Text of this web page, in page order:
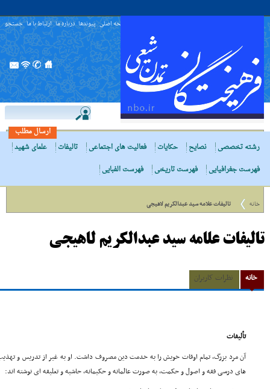
صفحه اصلی پیوندها درباره ما ارتباط با ما جستجو
ارسال مطلب
رشته تخصصی
نصایح حکایات فعالیت های اجتماعی تالیفات
علمای شهید
فهرست جغرافیایی
فهرست تاریخی فهرست الفبایی
خانه تالیفات علامه سید عبدالکریم لاهیجی
تالیفات علامه سید عبدالکریم لاهیجی
خانه نظرات کاربران
تألیفات
آن مرد بزرگ، تمام اوقات خویش را به خدمت دین مصروف داشت. او به غیر از تدریس و
های درسی فقه و اصول و حکمت، به صورت عالمانه و حکیمانه، حاشیه و تعلیقه ای نوشته اند: